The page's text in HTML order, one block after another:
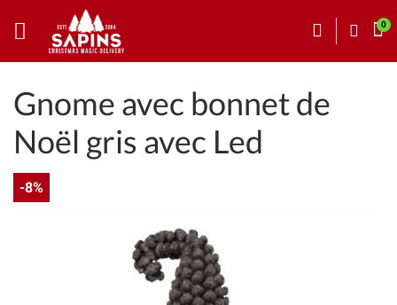
Gnome avec bonnet de
Noël gris avec Led
-8%